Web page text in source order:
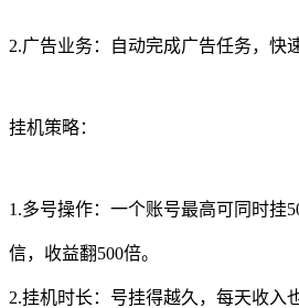
2.广告业务：自动完成广告任务，快
挂机策略：
1.多号操作：一个账号最高可同时挂
信，收益翻500倍。
2.挂机时长：号挂得越久，每天收入